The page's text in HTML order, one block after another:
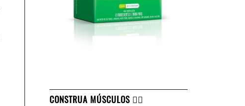
CONSTRUA MÚSCULOS 👇🏻